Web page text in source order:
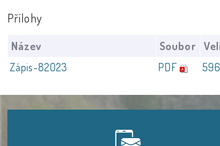
Přílohy
Název Soubor
Zápis-82023
PDF